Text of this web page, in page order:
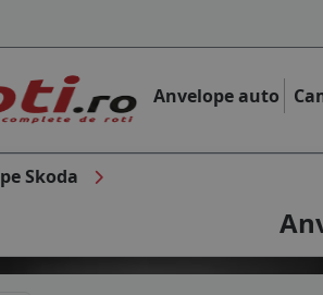
Anvelope auto
Skoda